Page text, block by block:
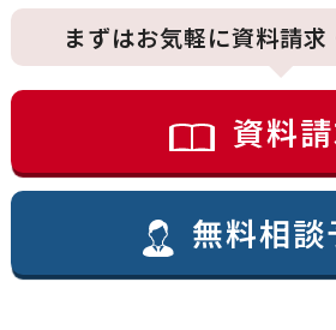
まずはお気軽に資料請
資料
無料相談